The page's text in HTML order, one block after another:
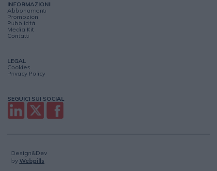
INFORMAZIONI
Abbonamenti
Promozioni
Pubblicità
Media Kit
Contatti
LEGAL
Cookies
Privacy Policy
SEGUICI SUI SOCIAL
Design&Dev
by Webpills